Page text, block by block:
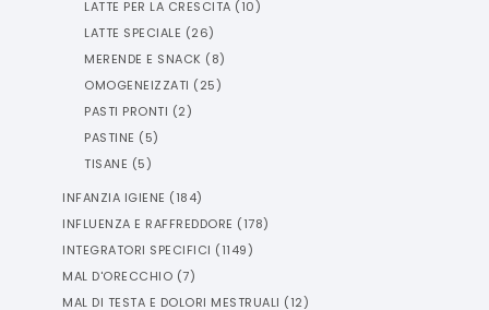
LATTE PER LA CRESCITA (10)
LATTE SPECIALE (26)
MERENDE E SNACK (8)
OMOGENEIZZATI (25)
PASTI PRONTI (2)
PASTINE (5)
TISANE (5)
INFANZIA IGIENE (184)
INFLUENZA E RAFFREDDORE (178)
INTEGRATORI SPECIFICI (1149)
MAL D'ORECCHIO (7)
MAL DI TESTA E DOLORI MESTRUALI (12)